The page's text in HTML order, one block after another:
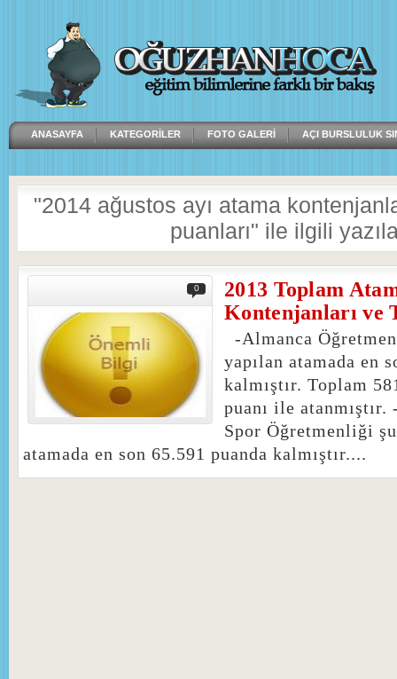
ANASAYFA KATEGORILER FOTO GALERI AÇI BURSLULUK
"2014 ağustos ayı atama
puanları" ile ilgili
0
2013 Toplam
Kontenjanları ve
-Almanca
yapılan atamada en
kalmıştır. Toplam
puanı ile
Spor Öğretmenliği
atamada en son 65.591 puanda kalmıştır....